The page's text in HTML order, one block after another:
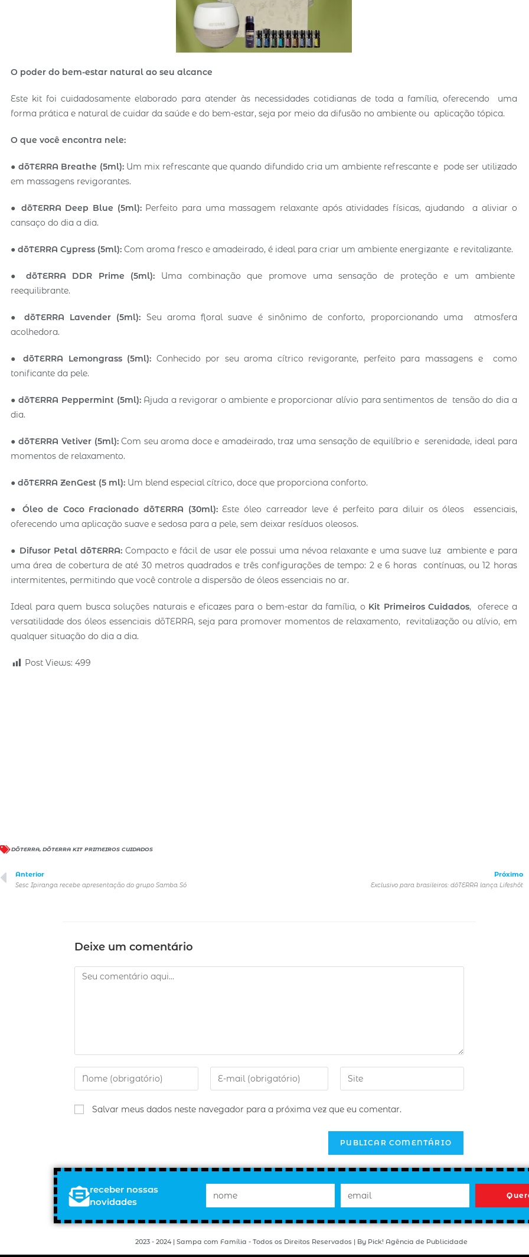
O poder do bem-estar natural ao seu alcance
Este kit foi cuidadosamente elaborado para atender às necessidades cotidianas de toda a família, oferecendo uma
forma prática e natural de cuidar da saúde e do bem-estar, seja por meio da difusão no ambiente ou aplicação tópica.
O que você encontra nele:
● dōTERRA Breathe (5ml): Um mix refrescante que quando difundido cria um ambiente refrescante e pode ser utilizado
em massagens revigorantes.
● dōTERRA Deep Blue (5ml): Perfeito para uma massagem relaxante após atividades físicas, ajudando a aliviar o
cansaço do dia a dia.
●dōTERRA Cypress (5ml):Com aroma fresco e amadeirado, é ideal para criar um ambiente energizante e revitalizante.
● dōTERRA DDR Prime (5ml): Uma combinação que promove uma sensação de proteção e um ambiente
reequilibrante.
● dōTERRA Lavender (5ml): Seu aroma floral suave é sinônimo de conforto, proporcionando uma atmosfera
acolhedora.
●dōTERRA Lemongrass (5ml): Conhecido por seu aroma cítrico revigorante, perfeito para massagens e como
tonificante da pele.
●dōTERRA Peppermint (5ml): Ajuda a revigorar o ambiente e proporcionar alívio para sentimentos de tensão do dia a
dia.
●dōTERRA Vetiver (5ml):Com seu aroma doce e amadeirado, traz uma sensação de equilíbrio e serenidade, ideal para
momentos de relaxamento.
●dōTERRA ZenGest (5 ml): Um blend especial cítrico, doce que proporciona conforto.
● Óleo de Coco Fracionado dōTERRA (30ml):Este óleo carreador leve é perfeito para diluir os óleos essenciais,
oferecendo uma aplicação suave e sedosa para a pele, sem deixar resíduos oleosos.
● Difusor Petal dōTERRA: Compacto e fácil de usar ele possui uma névoa relaxante e uma suave luz ambiente e para
uma área de cobertura de até 30 metros quadrados e três configurações de tempo: 2 e 6 horas contínuas, ou 12 horas
intermitentes, permitindo que você controle a dispersão de óleos essenciais no ar.
Ideal para quem busca soluções naturais e eficazes para o bem-estar da família, o Kit Primeiros Cuidados, oferece a
versatilidade dos óleos essenciais dōTERRA, seja para promover momentos de relaxamento, revitalização ou alívio, em
qualquer situação do dia a dia.
Post Views: 499
DŌTERRA, DŌTERRA KIT PRIMEIROS CUIDADOS
Anterior
Sesc Ipiranga recebe apresentação do grupo Samba Só
Próximo
Exclusivo para brasileiros: dōTERRA lança Lifeshōt
Deixe um comentário
Salvar meus dados neste navegador para a próxima vez que eu comentar.
receber nossas
novidades
2023 - 2024 | Sampa com Família - Todos os Direitos Reservados | By Pick! Agência de Publicidade